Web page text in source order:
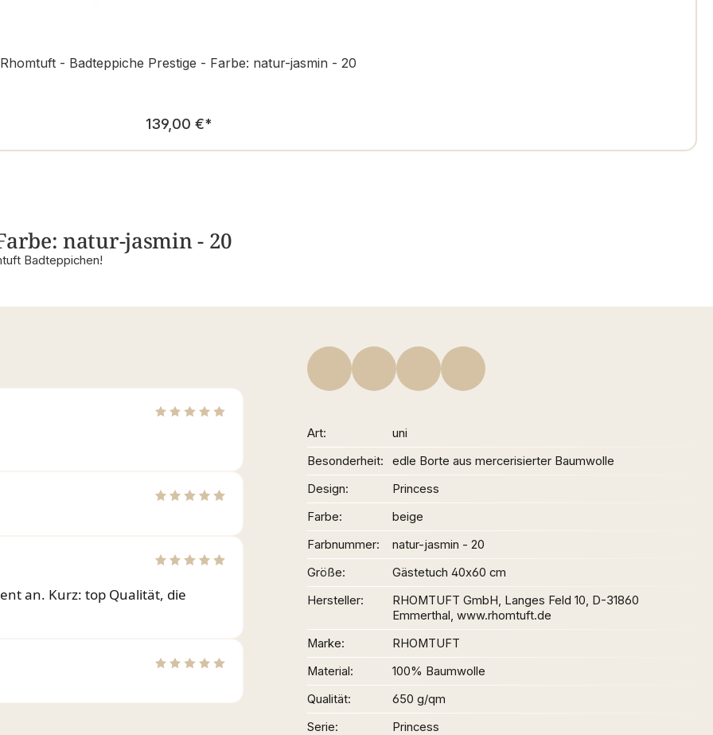
Rhomtuft - Badteppiche Prestige - Farbe: natur-jasmin - 20
Regulärer Preis:
139,00 €*
natur-jasmin - 20
Badteppichen!
an. Kurz: top Qualität, die
Art
uni
Besonderheit
edle Borte aus mercerisierter Baumwolle
Design
Princess
Farbe
beige
Farbnummer
natur-jasmin - 20
Größe
Gästetuch 40x60 cm
Hersteller
RHOMTUFT GmbH, Langes Feld 10, D-31860
Emmerthal, www.rhomtuft.de
Marke
RHOMTUFT
Material
100% Baumwolle
Qualität
650 g/qm
Serie
Princess